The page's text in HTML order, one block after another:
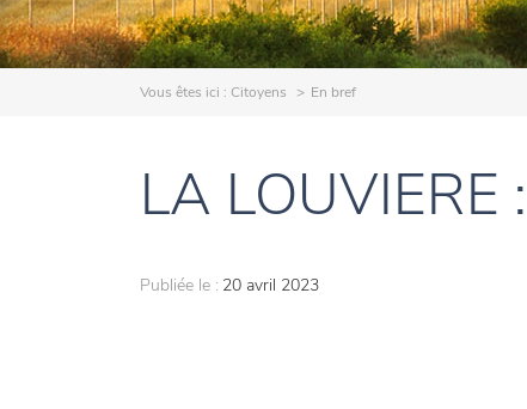
Vous êtes ici : Citoyens En bref
LA
Publiée le : 20 avril 2023